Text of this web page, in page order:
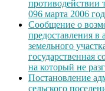
противодействии
096 марта 2006
Сообщение о
предоставления в
земельного
государственная
на который не
Постановление
сельского